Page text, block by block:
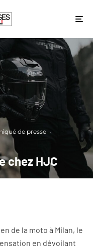
de presse ·
chez HJC
de la moto à Milan, le
en dévoilant